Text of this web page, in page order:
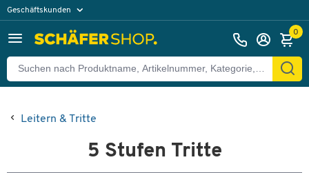
Geschäftskunden
0
Leitern & Tritte
5 Stufen Tritte